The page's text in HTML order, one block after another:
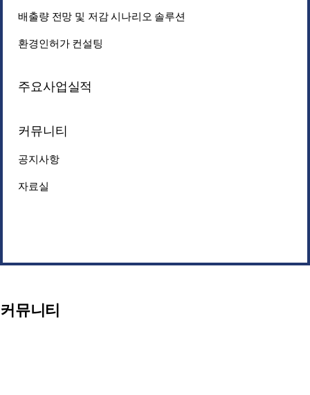
배출량 전망 및 저감 시나리오 솔루션
환경인허가 컨설팅
주요사업실적
커뮤니티
공지사항
자료실
커뮤니티